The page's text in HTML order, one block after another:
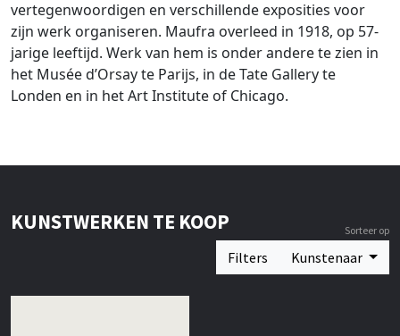
vertegenwoordigen en verschillende exposities voor
zijn werk organiseren. Maufra overleed in 1918, op 57-
jarige leeftijd. Werk van hem is onder andere te zien in
het Musée d’Orsay te Parijs, in de Tate Gallery te
Londen en in het Art Institute of Chicago.
KUNSTWERKEN TE KOOP
Filters
Sorteer op
Kunstenaar